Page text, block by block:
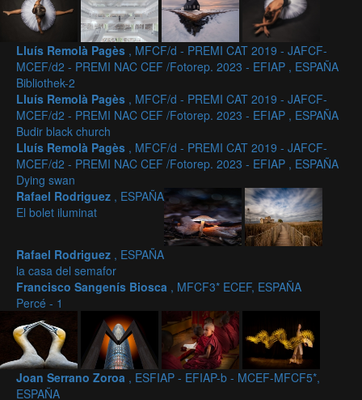
Lluís Remolà Pagès , MFCF/d - PREMI CAT 2019 - JAFCF-
MCEF/d2 - PREMI NAC CEF /Fotorep. 2023 - EFIAP , ESPAÑA
Bibliothek-2
Lluís Remolà Pagès , MFCF/d - PREMI CAT 2019 - JAFCF-
MCEF/d2 - PREMI NAC CEF /Fotorep. 2023 - EFIAP , ESPAÑA
Budir black church
Lluís Remolà Pagès , MFCF/d - PREMI CAT 2019 - JAFCF-
MCEF/d2 - PREMI NAC CEF /Fotorep. 2023 - EFIAP , ESPAÑA
Dying swan
Rafael Rodriguez , ESPAÑA
El bolet iluminat
Rafael Rodriguez , ESPAÑA
la casa del semafor
Francisco Sangenís Biosca , MFCF3* ECEF, ESPAÑA
Percé - 1
Joan Serrano Zoroa , ESFIAP - EFIAP-b - MCEF-MFCF5*,
ESPAÑA